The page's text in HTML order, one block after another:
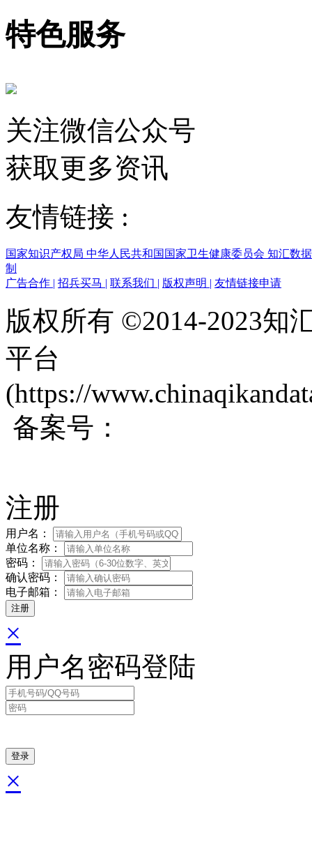
特色服务
关注微信公众号
获取更多资讯
友情链接 :
国家知识产权局 中华人民共和国国家卫生健康委员会 知汇数
制
广告合作 | 招兵买马 | 联系我们 | 版权声明 | 友情链接申请
版权所有 ©2014-2023知
平台
(https://
备案号：
注册
用户名：
单位名称：
密码：
确认密码：
电子邮箱：
×
用户名密码登陆
×